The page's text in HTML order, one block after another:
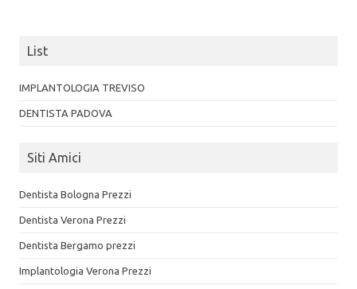
List
IMPLANTOLOGIA TREVISO
DENTISTA PADOVA
Siti Amici
Dentista Bologna Prezzi
Dentista Verona Prezzi
Dentista Bergamo prezzi
Implantologia Verona Prezzi